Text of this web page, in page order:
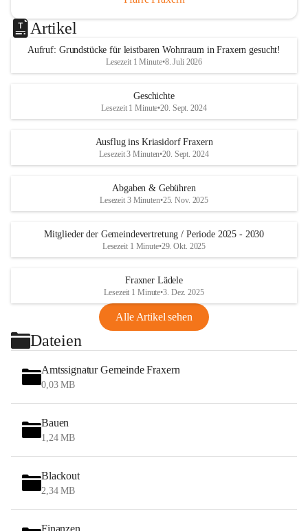
Artikel
Aufruf: Grundstücke für leistbaren Wohnraum in Fraxern gesucht!
Lesezeit 1 Minute•8. Juli 2026
Geschichte
Lesezeit 1 Minute•20. Sept. 2024
Ausflug ins Kriasidorf Fraxern
Lesezeit 3 Minuten•20. Sept. 2024
Abgaben & Gebühren
Lesezeit 3 Minuten•25. Nov. 2025
Mitglieder der Gemeindevertretung / Periode 2025 - 2030
Lesezeit 1 Minute•29. Okt. 2025
Fraxner Lädele
Lesezeit 1 Minute•3. Dez. 2025
Alle Artikel sehen
Dateien
Amtssignatur Gemeinde Fraxern
0,03 MB
Bauen
1,24 MB
Blackout
2,34 MB
Finanzen